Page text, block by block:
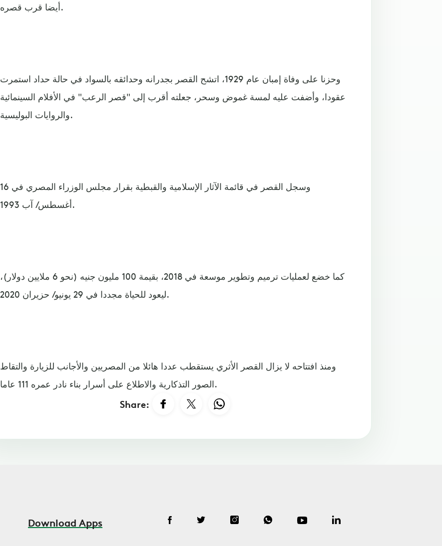
أيضا قرب قصره.
وحزنا على وفاة إمبان عام 1929، اتشح القصر بجدرانه وحدائقه بالسواد في حالة حداد استمرت
عقودا، وأضفت عليه لمسة غموض وسحر، جعلته أقرب إلى "قصر الرعب" في الأفلام السينمائية
والروايات البوليسية.
وسجل القصر في قائمة الآثار الإسلامية والقبطية بقرار مجلس الوزراء المصري في 16
أغسطس/ آب 1993.
كما خضع لعمليات ترميم وتطوير موسعة في 2018، بقيمة 100 مليون جنيه (نحو 6 ملايين دولار)،
ليعود للحياة مجددا في 29 يونيو/ حزيران 2020.
ومنذ افتتاحه لا يزال القصر الأثري يستقطب عددا هائلا من المصريين والأجانب للزيارة والتقاط
الصور التذكارية والاطلاع على أسرار بناء نادر عمره 111 عاما.
Share:
Download Apps